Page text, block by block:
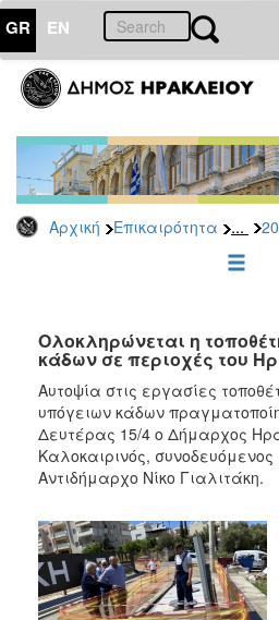
GR EN
Αρχική Επικαιρότητα ...
ΕΠΙΚΑΙΡΟΤΗΤΑ
Τύπου
Αρχείο
2026
2025
2022
2021
2020
2019
2018
2016
2015
2013
Ολοκληρώνεται η
κάδων σε περιοχές του
Αυτοψία στις εργασίες
υπόγειων κάδων
Δευτέρας 15/4 ο Δήμαρχος
Καλοκαιρινός,
Αντιδήμαρχο Νίκο Γιαλιτάκη.